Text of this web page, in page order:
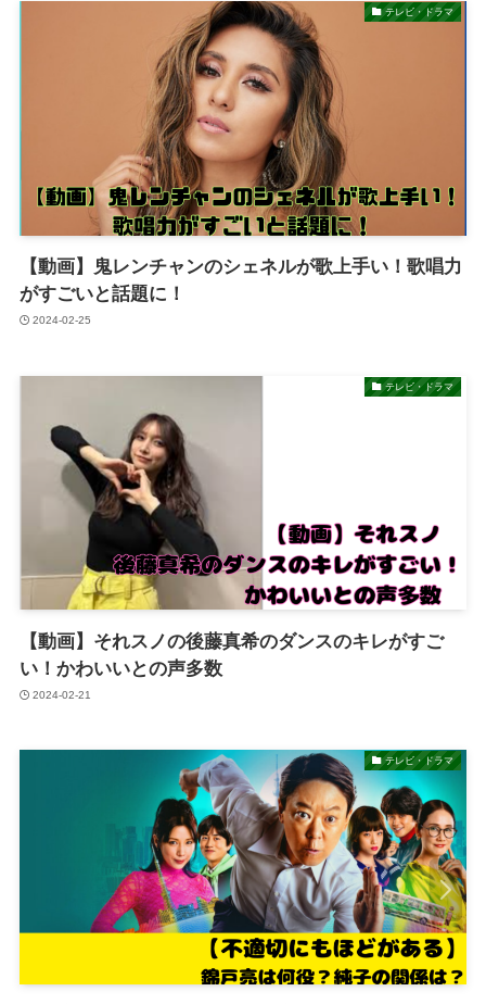
テレビ・ドラマ
【動画】鬼レンチャンのシェネルが歌上手い！歌唱力
がすごいと話題に！
2024-02-25
テレビ・ドラマ
【動画】それスノの後藤真希のダンスのキレがすご
い！かわいいとの声多数
2024-02-21
テレビ・ドラマ